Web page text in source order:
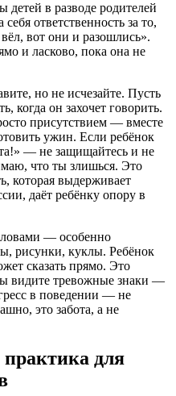
детей в разводе родителей
ответственность за то,
вот они и разошлись».
и ласково, пока она не
но не исчезайте. Пусть
когда он захочет говорить.
присутствием — вместе
ужин. Если ребёнок
— не защищайтесь и не
что ты злишься. Это
которая выдерживает
даёт ребёнку опору в
— особенно
рисунки, куклы. Ребёнок
сказать прямо. Это
видите тревожные знаки —
в поведении — не
это забота, а не
практика для